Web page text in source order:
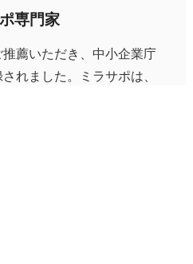
専門家
薦いただき、中小企業庁
れました。ミラサポは、